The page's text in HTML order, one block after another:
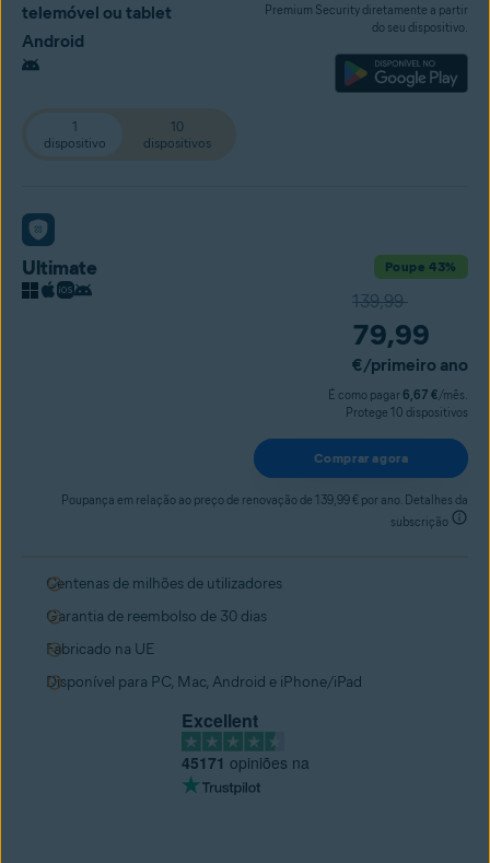
Centenas de milhões de utilizadores
Garantia de reembolso de 30 dias
Fabricado na UE
Disponível para PC, Mac, Android e iPhone/iPad
Excellent
45171 opiniões na
telemóvel ou tablet
Android
1
dispositivo
10
dispositivos
Premium Security diretamente a partir
do seu dispositivo.
Ultimate Poupe 43%
79,99
139,99
€/primeiro ano
É como pagar 6,67 €/mês.
Protege 10 dispositivos
Comprar agora
Poupança em relação ao preço de renovação de 139,99 € por ano. Detalhes da
subscrição